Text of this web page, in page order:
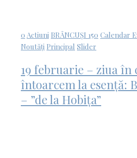
0 Actiuni BRÂNCUȘI 150 Calendar
Noutăți Principal Slider
19 februarie – ziua în
întoarcem la esență:
– ”de la Hobița”